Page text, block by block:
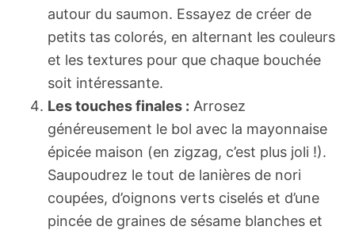
autour du saumon. Essayez de créer de
petits tas colorés, en alternant les couleurs
et les textures pour que chaque bouchée
soit intéressante.
Les touches finales : Arrosez
généreusement le bol avec la mayonnaise
épicée maison (en zigzag, c’est plus joli !).
Saupoudrez le tout de lanières de nori
coupées, d’oignons verts ciselés et d’une
pincée de graines de sésame blanches et